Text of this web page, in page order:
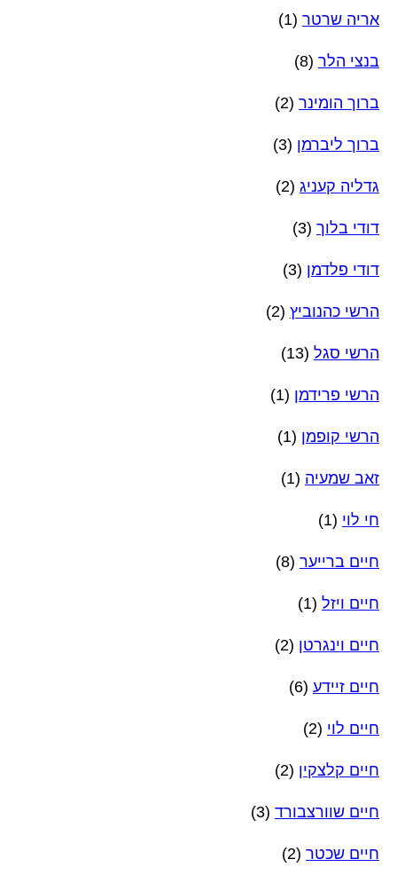
אריה שרטר (1)
בנצי הלר (8)
ברוך הומינר (2)
ברוך ליברמן (3)
גדליה קעניג (2)
דודי בלוך (3)
דודי פלדמן (3)
הרשי כהנוביץ (2)
הרשי סגל (13)
הרשי פרידמן (1)
הרשי קופמן (1)
זאב שמעיה (1)
חי לוי (1)
חיים ברייער (8)
חיים ויזל (1)
חיים וינגרטן (2)
חיים זיידע (6)
חיים לוי (2)
חיים קלצקין (2)
חיים שוורצבורד (3)
חיים שכטר (2)